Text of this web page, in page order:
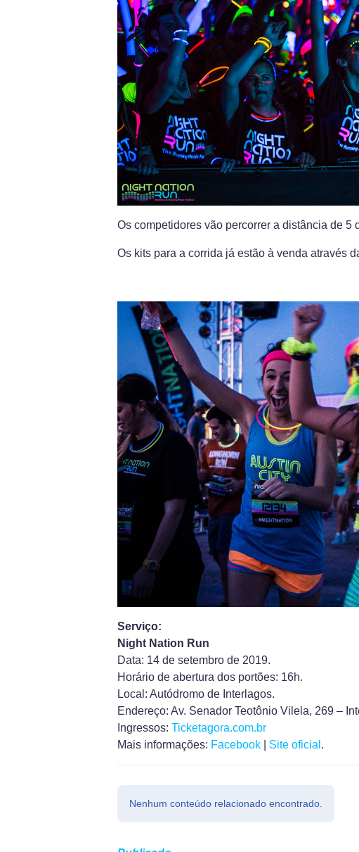
Os competidores vão percorrer a distância de
Os kits para a corrida já estão à venda através
Serviço:
Night Nation Run
Data: 14 de setembro de 2019.
Horário de abertura dos portões: 16h.
Local: Autódromo de Interlagos.
Endereço: Av. Senador Teotônio Vilela, 269 –
Ingressos:Ticketagora.com.br
Mais informações: Facebook Site oficial .
Nenhum conteúdo relacionado encontrado.